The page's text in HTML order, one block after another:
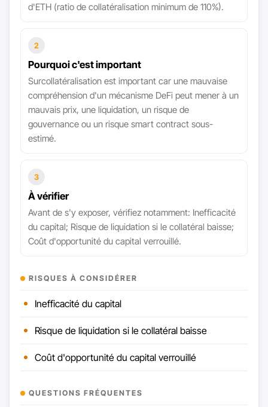
d'ETH (ratio de collatéralisation minimum de 110%).
2
Pourquoi c'est important
Surcollatéralisation est important car une mauvaise
compréhension d'un mécanisme DeFi peut mener à un
mauvais prix, une liquidation, un risque de
gouvernance ou un risque smart contract sous-
estimé.
3
À vérifier
Avant de s'y exposer, vérifiez notamment: Inefficacité
du capital; Risque de liquidation si le collatéral baisse;
Coût d'opportunité du capital verrouillé.
RISQUES À CONSIDÉRER
Inefficacité du capital
Risque de liquidation si le collatéral baisse
Coût d'opportunité du capital verrouillé
QUESTIONS FRÉQUENTES